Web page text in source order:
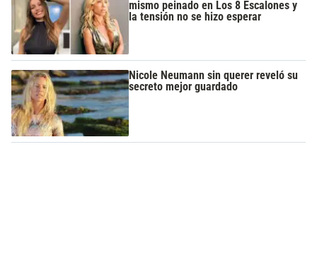
mismo peinado en Los 8 Escalones y
la tensión no se hizo esperar
Nicole Neumann sin querer reveló su
secreto mejor guardado